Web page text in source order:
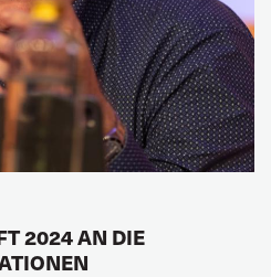
2024 AN DIE